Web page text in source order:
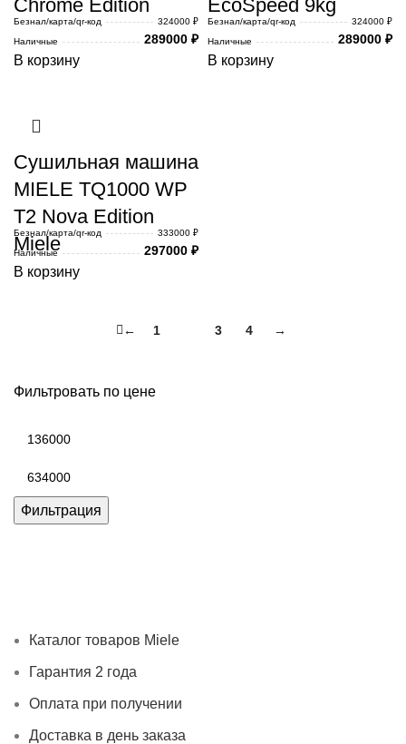
Фильтровать по цене
Фильтрация
Chrome Edition
Безнал/карта/qr-код
324000 ₽
Наличные
289000 ₽
В корзину
EcoSpeed 9kg
Безнал/карта/qr-код
324000 ₽
Наличные
289000 ₽
В корзину
Сушильная машина
MIELE TQ1000 WP
T2 Nova Edition
Miele
Безнал/карта/qr-код
333000 ₽
Наличные
297000 ₽
В корзину
← 1 3 4 →
Каталог товаров Miele
Гарантия 2 года
Оплата при получении
Доставка в день заказа